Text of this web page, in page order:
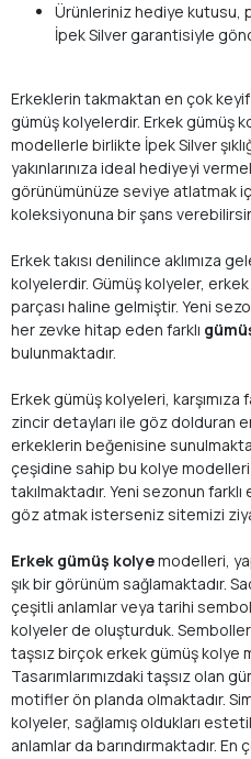
Ürünleriniz hediye kutusu,
İpek Silver garantisiyle
Erkeklerin takmaktan en çok keyif
gümüş kolyelerdir. Erkek gümüş
modellerle birlikte İpek Silver
yakınlarınıza ideal hediyeyi
görünümünüze seviye atlatmak
koleksiyonuna bir şans
Erkek takısı denilince aklımıza
kolyelerdir. Gümüş kolyeler,
parçası haline gelmiştir. Yeni
her zevke hitap eden farklı
bulunmaktadır.
Erkek gümüş kolyeleri, karşımıza
zincir detayları ile göz dolduran
erkeklerin beğenisine
çeşidine sahip bu kolye
takılmaktadır. Yeni sezonun
göz atmak isterseniz sitemizi
Erkek gümüş kolyemodelleri,
şık bir görünüm sağlamaktadır.
çeşitli anlamlar veya tarihi
kolyeler de oluşturduk.
taşsız birçok erkek gümüş kolye
Tasarımlarımızdaki taşsız olan
motifler ön planda olmaktadır.
kolyeler, sağlamış oldukları
anlamlar da barındırmaktadır.